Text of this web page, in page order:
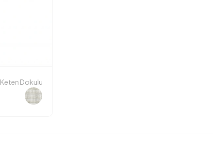
Keten Dokulu